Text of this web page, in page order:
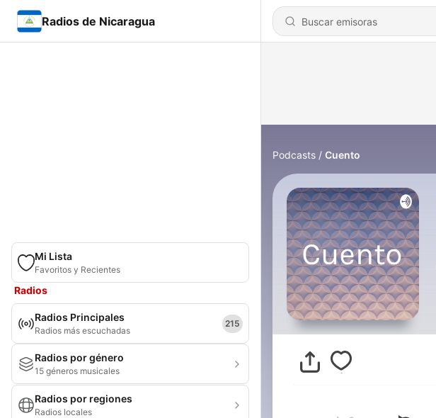
Radios de Nicaragua
Mi Lista
Favoritos y Recientes
Radios
Radios Principales
Radios más escuchadas
215
Radios por género
15 géneros musicales
Radios por regiones
Radios locales
Podcasts Cuento